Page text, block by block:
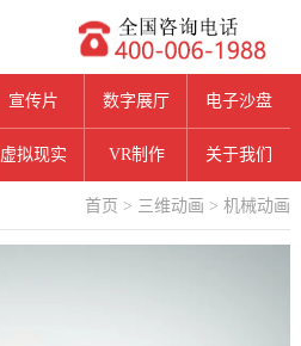
宣传片 数字展厅 电子沙盘
虚拟现实 VR制作 关于我们
首页 > 三维动画 >机械动画